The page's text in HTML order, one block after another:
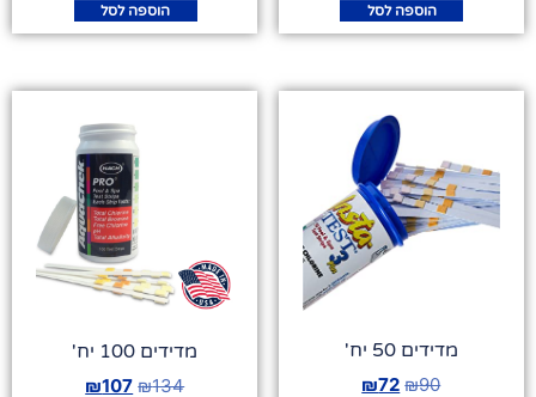
הוספה לסל הוספה לסל
מדידים 50 יח'
₪90
₪72
מדידים 100 יח'
₪134
₪107